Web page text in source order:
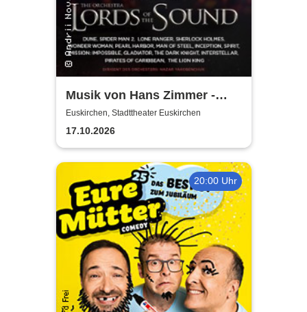
Musik von Hans Zimmer -
gespielt von Lords of the
Sound
Euskirchen, Stadttheater Euskirchen
17.10.2026
20:00 Uhr